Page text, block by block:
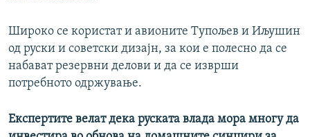
Широко се користат и авионите Тупољев и Иљушин
од руски и советски дизајн, за кои е полесно да се
набават резервни делови и да се изврши
потребното одржување.
Експертите велат дека руската влада мора многу да